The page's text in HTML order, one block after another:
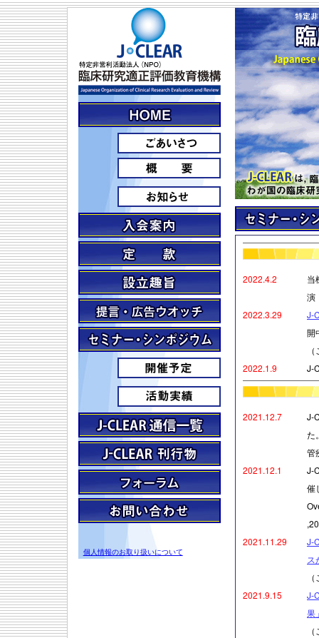
個人情報のお取り扱いについて
2022.4.2
当
演
2022.3.29
J-
開
2022.1.9
J-
2021.12.7
J-
た
管
2021.12.1
J-
催
2021.11.29
J-
ス
2021.9.15
J-
果